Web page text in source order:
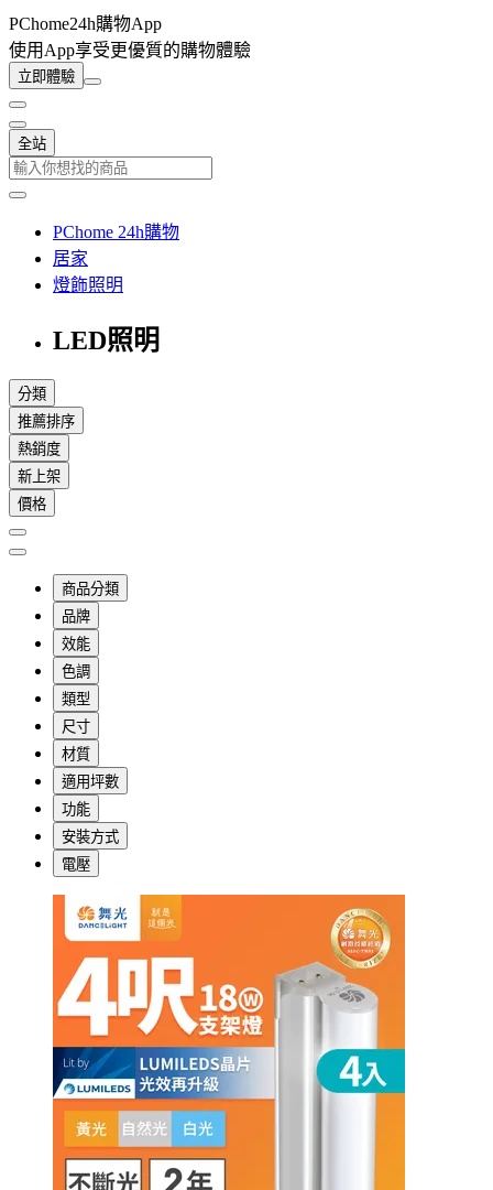
PChome24h購物App
使用App享受更優質的購物體驗
立即體驗
全站
PChome 24h購物
居家
燈飾照明
LED照明
分類
推薦排序
熱銷度
新上架
價格
商品分類
品牌
效能
色調
類型
尺寸
材質
適用坪數
功能
安裝方式
電壓